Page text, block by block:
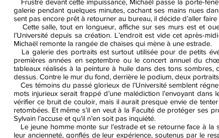
Frustré devant cette impuissance, Michaël passe la porte-
galerie pendant quelques minutes, cachant ses mains nues
sent pas encore prêt à retourner au bureau, il décide d’aller
Cette salle, tout en longueur, affiche sur ses murs est et
l’Université depuis sa création. L’endroit est vide cet après-
Michaël remonte la rangée de chaises qui mène à une estrade.
La galerie des portraits est surtout utilisée pour de petits
premières années en septembre ou le concert annuel du
tableaux réalisés à la peinture à huile dans des tons
dessus. Contre le mur du fond, derrière le podium, deux
Ces témoins du passé glorieux de l’Université semblent
mots injurieux serait frappé d’une malédiction l’envoyant
vérifier ce bruit de couloir, mais il aurait presque envie de
retombées. Et même s’il en veut à la Faculté de protéger ses
Sylvain l’accuse et qu’il n’en soit pas inquiété.
Le jeune homme monte sur l’estrade et se retourne face à
leur ancienneté, gonflés de leur expérience, soutenus par le